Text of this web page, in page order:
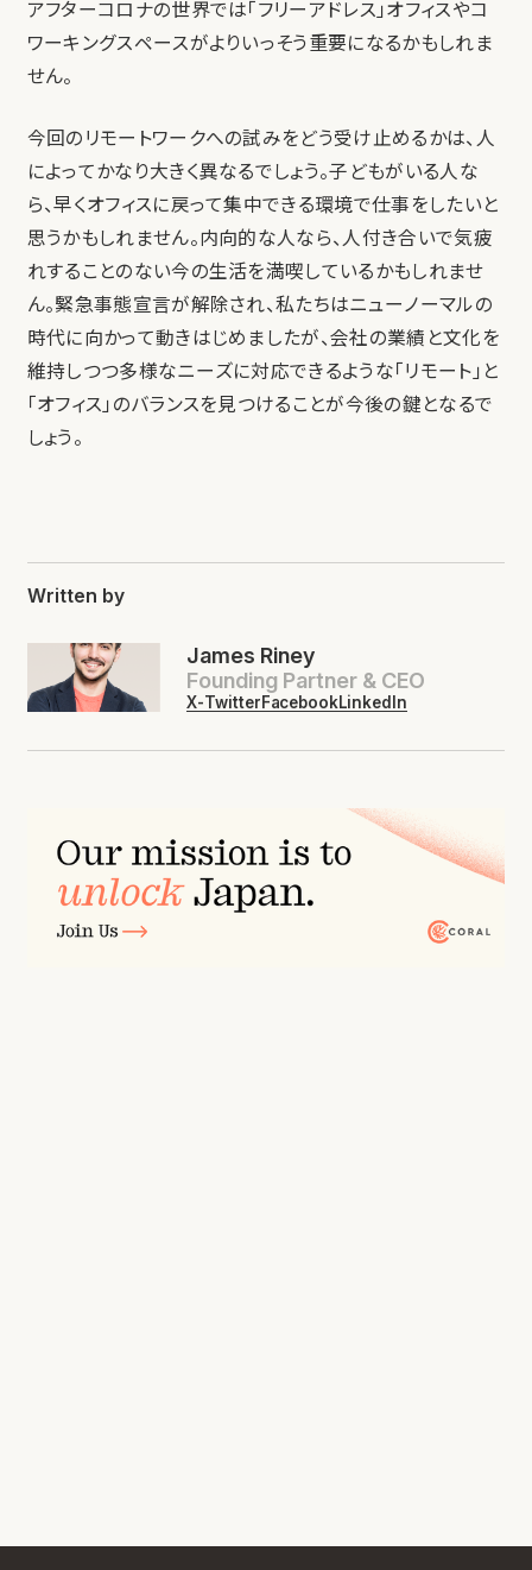
アフターコロナの世界では「フリーアドレス」オフィスやコ
ワーキングスペースがよりいっそう重要になるかもしれま
せん。
今回のリモートワークへの試みをどう受け止めるかは、人
によってかなり大きく異なるでしょう。子どもがいる人な
ら、早くオフィスに戻って集中できる環境で仕事をしたいと
思うかもしれません。内向的な人なら、人付き合いで気疲
れすることのない今の生活を満喫しているかもしれませ
ん。緊急事態宣言が解除され、私たちはニューノーマルの
時代に向かって動きはじめましたが、会社の業績と文化を
維持しつつ多様なニーズに対応できるような「リモート」と
「オフィス」のバランスを見つけることが今後の鍵となるで
しょう。
Written by
James Riney
Founding Partner & CEO
X-TwitterFacebookLinkedIn